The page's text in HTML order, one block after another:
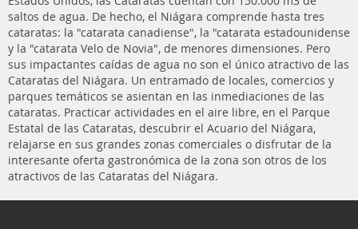
saltos de agua. De hecho, el Niágara comprende hasta tres
cataratas: la "catarata canadiense", la "catarata estadounidense
y la "catarata Velo de Novia", de menores dimensiones. Pero
sus impactantes caídas de agua no son el único atractivo de las
Cataratas del Niágara. Un entramado de locales, comercios y
parques temáticos se asientan en las inmediaciones de las
cataratas. Practicar actividades en el aire libre, en el Parque
Estatal de las Cataratas, descubrir el Acuario del Niágara,
relajarse en sus grandes zonas comerciales o disfrutar de la
interesante oferta gastronómica de la zona son otros de los
atractivos de las Cataratas del Niágara.